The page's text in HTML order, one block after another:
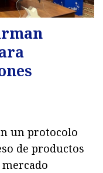
un protocolo
de productos